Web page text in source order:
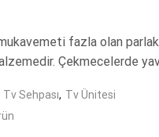
fazla olan
Çekmecelerde
Tv Sehpası, Tv Ünitesi